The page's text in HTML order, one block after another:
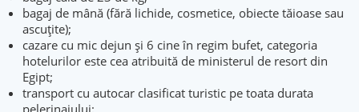
bagaj de mână (fără lichide, cosmetice, obiecte tăioase sau
ascuţite);
cazare cu mic dejun și 6 cine în regim bufet, categoria
hotelurilor este cea atribuită de ministerul de resort din
Egipt;
transport cu autocar clasificat turistic pe toata durata
pelerinajului;